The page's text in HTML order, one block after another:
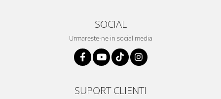
SOCIAL
Urmareste-ne in social media
SUPORT CLIENTI